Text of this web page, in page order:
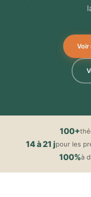
Voir
100+
14 à 21 jpour les
100%à